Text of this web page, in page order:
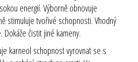
energií. Výborně obnovuje
stimuluje tvořivé schopnosti. Vhodný
čistit jiné kameny.
karneol schopnost vyrovnat se s